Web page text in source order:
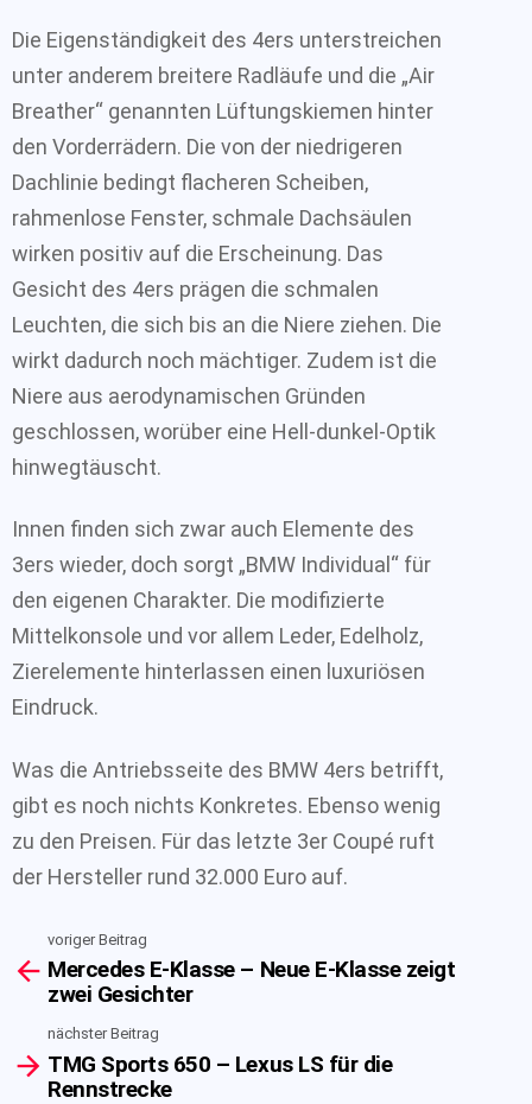
Die Eigenständigkeit des 4ers unterstreichen
unter anderem breitere Radläufe und die „Air
Breather“ genannten Lüftungskiemen hinter
den Vorderrädern. Die von der niedrigeren
Dachlinie bedingt flacheren Scheiben,
rahmenlose Fenster, schmale Dachsäulen
wirken positiv auf die Erscheinung. Das
Gesicht des 4ers prägen die schmalen
Leuchten, die sich bis an die Niere ziehen. Die
wirkt dadurch noch mächtiger. Zudem ist die
Niere aus aerodynamischen Gründen
geschlossen, worüber eine Hell-dunkel-Optik
hinwegtäuscht.
Innen finden sich zwar auch Elemente des
3ers wieder, doch sorgt „BMW Individual“ für
den eigenen Charakter. Die modifizierte
Mittelkonsole und vor allem Leder, Edelholz,
Zierelemente hinterlassen einen luxuriösen
Eindruck.
Was die Antriebsseite des BMW 4ers betrifft,
gibt es noch nichts Konkretes. Ebenso wenig
zu den Preisen. Für das letzte 3er Coupé ruft
der Hersteller rund 32.000 Euro auf.
more
voriger Beitrag
Mercedes E-Klasse – Neue E-Klasse zeigt
zwei Gesichter
nächster Beitrag
TMG Sports 650 – Lexus LS für die
Rennstrecke